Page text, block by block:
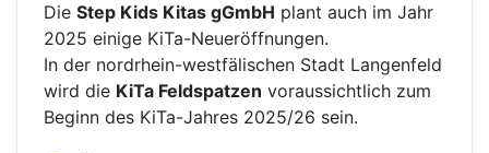
Die Step Kids Kitas gGmbH plant auch im Jahr
2025 einige KiTa-Neueröffnungen.
In der nordrhein-westfälischen Stadt Langenfeld
wird die KiTa Feldspatzen voraussichtlich zum
Beginn des KiTa-Jahres 2025/26 sein.